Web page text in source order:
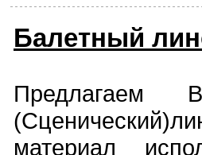
Балетный
Предлагаем
материал